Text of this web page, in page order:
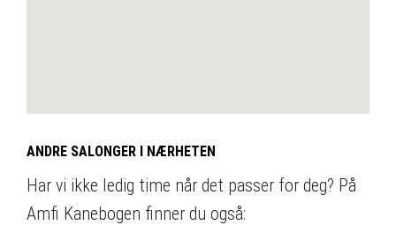
ANDRE SALONGER I NÆRHETEN
Har vi ikke ledig time når det passer for deg? På
Amfi Kanebogen finner du også: